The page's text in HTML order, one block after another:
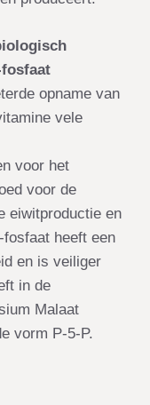
opname van
vele
voor het
voor de
eiwitproductie en
heeft een
en is veiliger
in de
Malaat
vorm P-5-P.